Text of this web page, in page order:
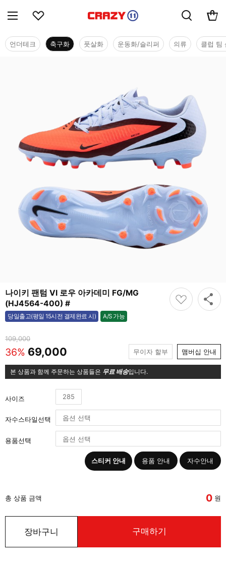
언더테크 축구화 풋살화 운동화/슬리퍼 의류 클럽 팀
나이키 팬텀 VI 로우 아카데미 FG/MG
(HJ4564-400) #
당일출고(평일 15시전 결제완료 시) A/S 가능
가능
109,000
36% 69,000 무이자 할부 맴버십 안내
본 상품과 함께 주문하는 상품들은 무료 배송입니다.
사이즈 285
자수스타일선택
용품선택
스티커 안내 용품 안내 자수안내
총 상품 금액 0 원
장바구니 구매하기